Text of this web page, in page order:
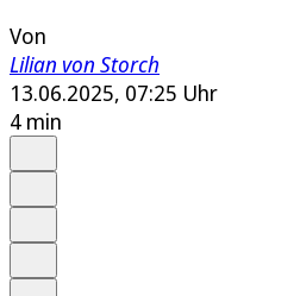
Von
Lilian von Storch
13.06.2025, 07:25 Uhr
4 min